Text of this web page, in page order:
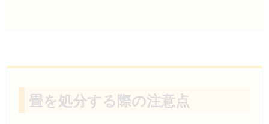
畳を処分する際の注意点